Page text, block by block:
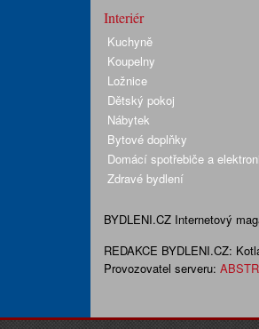
Interiér
Kuchyně
Koupelny
Ložnice
Dětský pokoj
Nábytek
Bytové doplňky
Domácí spotřebiče a
Zdravé bydlení
BYDLENI.CZ Internetový
REDAKCE BYDLENI.CZ:
Provozovatel serveru: